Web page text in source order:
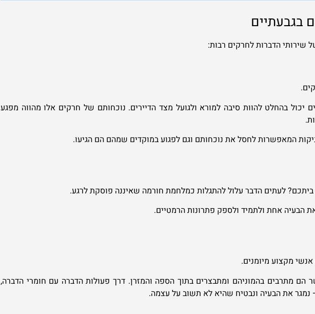
בגבעתיים
שירותי הדברות לחרקים רבות:
יכול בהחלט להוות סיבה למורא ולגועל מצד הדיירים. נוכחותם של חרקים אלו מהווה מפגע
המאפשרות לחסל את נוכחותם וגם לפגוע במוקדים שמהם הם הגיעו.
לעתים הדבר עלול להתגלות כמלחמת חורמה שאיננה פוסקת לרגע.
את הבעיה אחת ולתמיד ולספק פתרונות הרמטיים.
מקצוע מיומנים.
הם מתרבים בהמוניהם ומתבצרים בתוך הספה והמזרן. דרך פעולות הדברה עם חומרי הדברה,
נמגר את הבעיה ונבטיח שהיא לא תשוב על עצמה.